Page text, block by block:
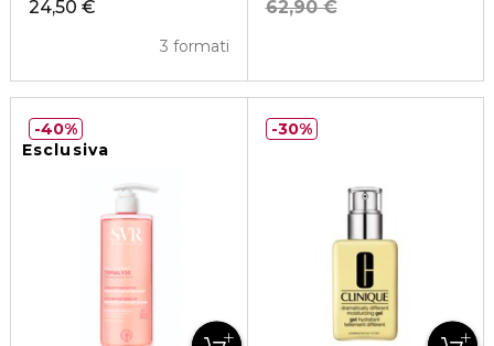
24,50 €
3 formati
62,90 €
Esclusiva
40% 30%